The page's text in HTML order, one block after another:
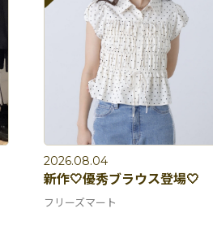
2026.08.04
新作🤍優秀ブラウス登場🤍
フリーズマート